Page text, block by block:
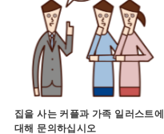
집을 사는 커플과 가족 일러스트에
대해 문의하십시오